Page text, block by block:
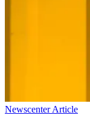
Newscenter Article